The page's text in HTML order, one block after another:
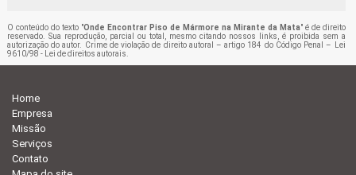
O conteúdo do texto "Onde Encontrar Piso de Mármore na Mirante da Mata" é de direito
reservado. Sua reprodução, parcial ou total, mesmo citando nossos links, é proibida sem a
autorização do autor. Crime de violação de direito autoral – artigo 184 do Código Penal –
Lei
9610/98 - Lei de direitos autorais.
Home
Empresa
Missão
Serviços
Contato